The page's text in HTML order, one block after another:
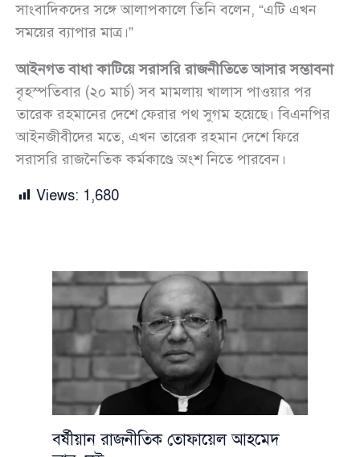
সাংবাদিকদের সঙ্গে আলাপকালে তিনি বলেন, “এটি এখন
সময়ের ব্যাপার মাত্র।”
আইনগত বাধা কাটিয়ে সরাসরি রাজনীতিতে আসার সম্ভাবনা
বৃহস্পতিবার (২০ মার্চ) সব মামলায় খালাস পাওয়ার পর
তারেক রহমানের দেশে ফেরার পথ সুগম হয়েছে। বিএনপির
আইনজীবীদের মতে, এখন তারেক রহমান দেশে ফিরে
সরাসরি রাজনৈতিক কর্মকাণ্ডে অংশ নিতে পারবেন।
Views: 1,680
বর্ষীয়ান রাজনীতিক তোফায়েল আহমেদ